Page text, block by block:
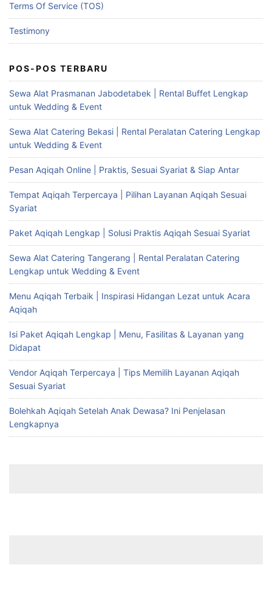
Terms Of Service (TOS)
Testimony
POS-POS TERBARU
Sewa Alat Prasmanan Jabodetabek | Rental Buffet Lengkap
untuk Wedding & Event
Sewa Alat Catering Bekasi | Rental Peralatan Catering Lengkap
untuk Wedding & Event
Pesan Aqiqah Online | Praktis, Sesuai Syariat & Siap Antar
Tempat Aqiqah Terpercaya | Pilihan Layanan Aqiqah Sesuai
Syariat
Paket Aqiqah Lengkap | Solusi Praktis Aqiqah Sesuai Syariat
Sewa Alat Catering Tangerang | Rental Peralatan Catering
Lengkap untuk Wedding & Event
Menu Aqiqah Terbaik | Inspirasi Hidangan Lezat untuk Acara
Aqiqah
Isi Paket Aqiqah Lengkap | Menu, Fasilitas & Layanan yang
Didapat
Vendor Aqiqah Terpercaya | Tips Memilih Layanan Aqiqah
Sesuai Syariat
Bolehkah Aqiqah Setelah Anak Dewasa? Ini Penjelasan
Lengkapnya